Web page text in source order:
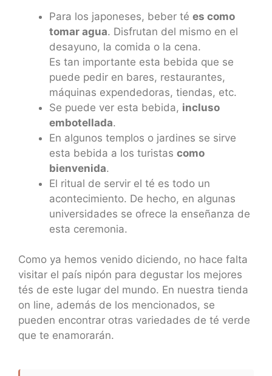
Para los japoneses, beber té es como
tomar agua. Disfrutan del mismo en el
desayuno, la comida o la cena.
Es tan importante esta bebida que se
puede pedir en bares, restaurantes,
máquinas expendedoras, tiendas, etc.
Se puede ver esta bebida, incluso
embotellada.
En algunos templos o jardines se sirve
esta bebida a los turistas como
bienvenida.
El ritual de servir el té es todo un
acontecimiento. De hecho, en algunas
universidades se ofrece la enseñanza de
esta ceremonia.
Como ya hemos venido diciendo, no hace falta
visitar el país nipón para degustar los mejores
tés de este lugar del mundo. En nuestra tienda
on line, además de los mencionados, se
pueden encontrar otras variedades de té verde
que te enamorarán.